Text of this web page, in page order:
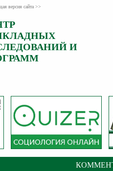
версия сайта >>
И